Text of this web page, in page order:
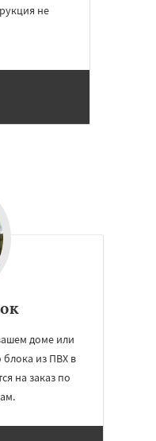
не
доме или
блока из ПВХ в
на заказ по